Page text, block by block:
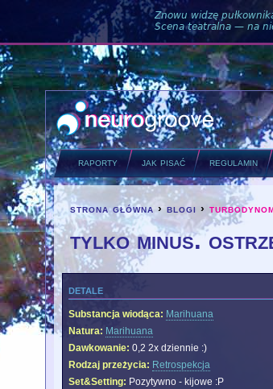
Znowu widzę
Scena teatralna — na
raporty jak pisać regulamin
you are here
strona główna ›blogi ›
tylko minus.
detale
Substancja wiodąca: Marihuana
Natura: Marihuana
Dawkowanie: 0,2 2x dziennie :)
Rodzaj przeżycia: Retrospekcja
Set&Setting: Pozytywno - kijowe :P